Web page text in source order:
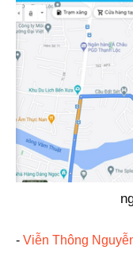
- Viễn Thông